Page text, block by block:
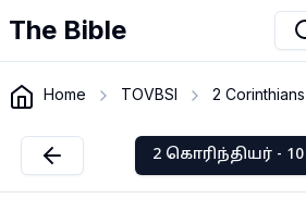
The Bible
Home TOVBSI 2 Corinthians
2 கொரிந்தியர் - 10